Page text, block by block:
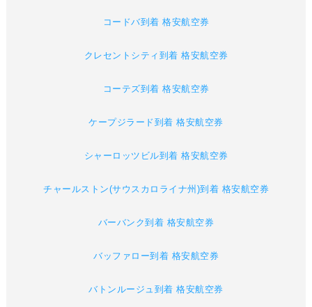
コードバ到着 格安航空券
クレセントシティ到着 格安航空券
コーテズ到着 格安航空券
ケープジラード到着 格安航空券
シャーロッツビル到着 格安航空券
チャールストン(サウスカロライナ州)到着 格安航空券
バーバンク到着 格安航空券
バッファロー到着 格安航空券
バトンルージュ到着 格安航空券